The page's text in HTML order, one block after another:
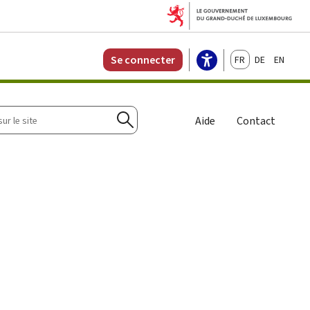
Se connecter FrançaisDeutschEnglish
Rechercher
Aide Contact